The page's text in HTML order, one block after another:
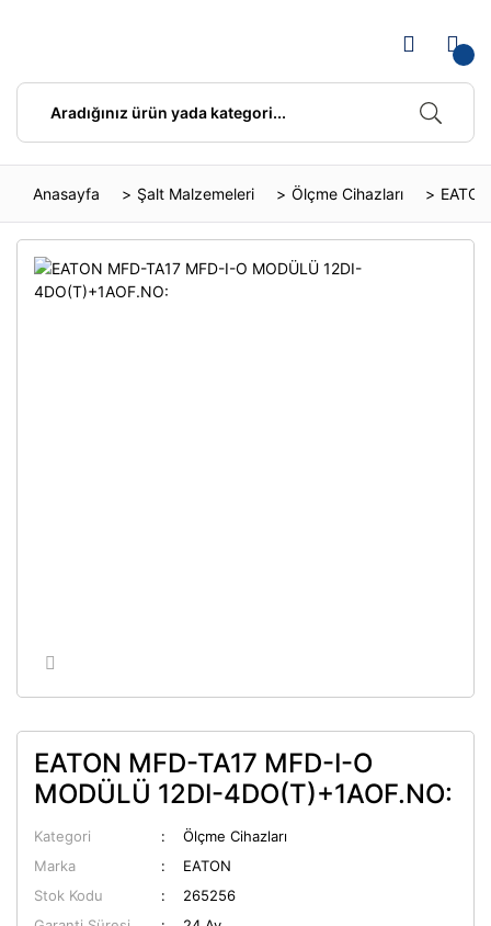
Anasayfa Şalt Malzemeleri Ölçme Cihazları
EATON MFD-TA17 MFD-I-O
MODÜLÜ 12DI-4DO(T)+1AOF.NO:
Kategori
Ölçme Cihazları
Marka
EATON
Stok Kodu
265256